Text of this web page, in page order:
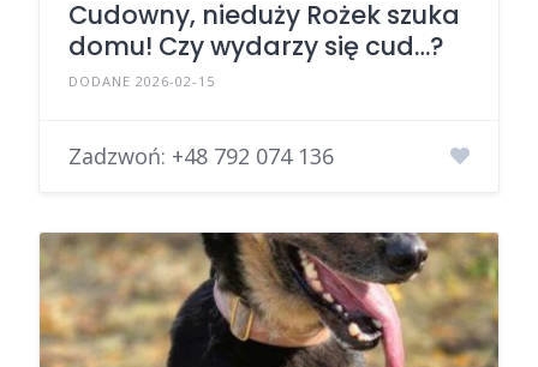
Cudowny, nieduży Rożek szuka
domu! Czy wydarzy się cud…?
DODANE 2026-02-15
Zadzwoń: +48 792 074 136